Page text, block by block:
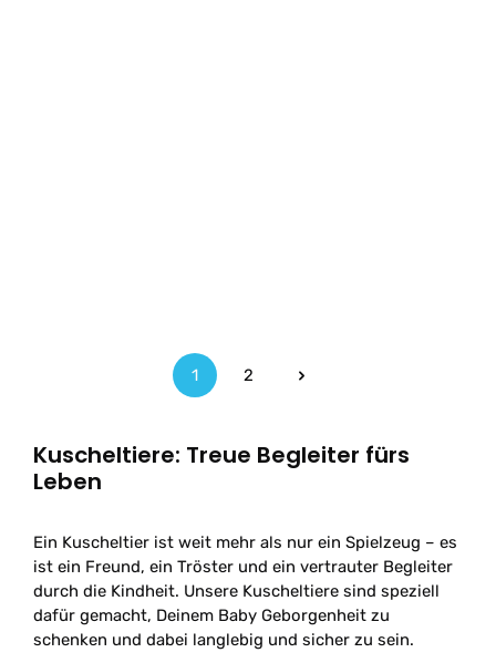
Seite
1
Seite
2
Kuscheltiere: Treue Begleiter fürs
Leben
Ein Kuscheltier ist weit mehr als nur ein Spielzeug – es
ist ein Freund, ein Tröster und ein vertrauter Begleiter
durch die Kindheit. Unsere Kuscheltiere sind speziell
dafür gemacht, Deinem Baby Geborgenheit zu
schenken und dabei langlebig und sicher zu sein.